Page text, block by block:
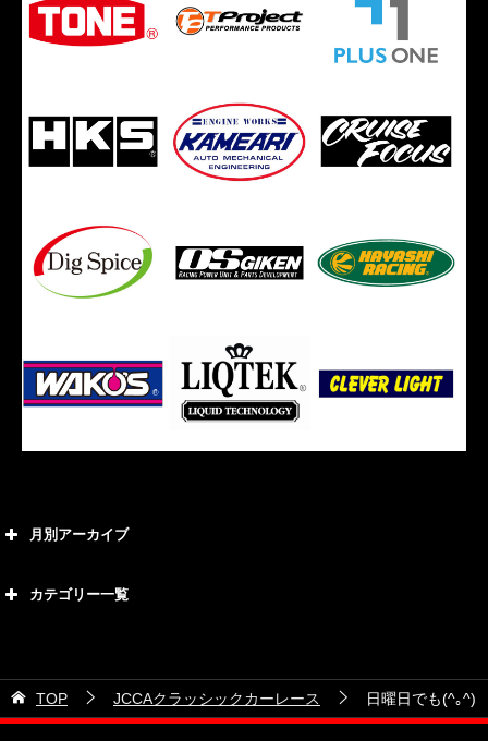
月別アーカイブ
2026年5月
2026年4月
カテゴリー一覧
21号車
28号車
TOP JCCAクラッシックカーレース 日曜日でも(^｡^)